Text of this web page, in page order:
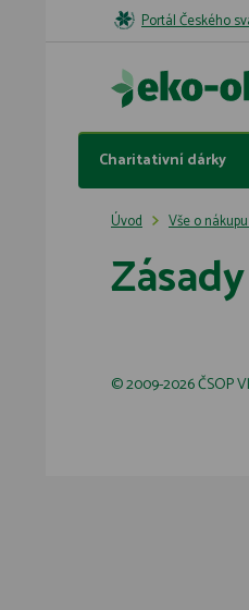
Portál Českého
Charitativní dárky
Úvod Vše o
© 2009-2026 ČSOP